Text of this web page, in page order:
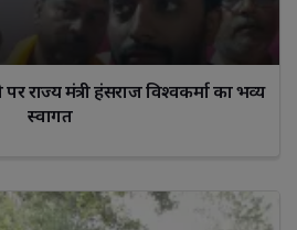
पर राज्य मंत्री हंसराज विश्वकर्मा का भव्य
स्वागत